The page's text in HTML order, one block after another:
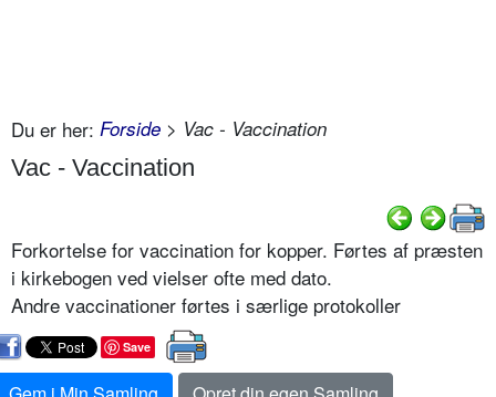
Du er her: Forside > Vac - Vaccination
Vac - Vaccination
Forkortelse for vaccination for kopper. Førtes af præsten
i kirkebogen ved vielser ofte med dato.
Andre vaccinationer førtes i særlige protokoller
Save